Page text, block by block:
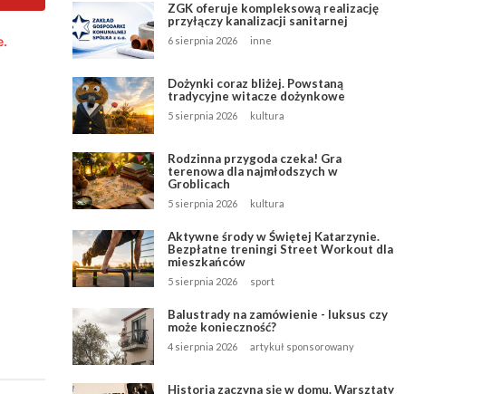
ZGK oferuje kompleksową realizację
przyłączy kanalizacji sanitarnej
6 sierpnia 2026 inne
Dożynki coraz bliżej. Powstaną
tradycyjne witacze dożynkowe
5 sierpnia 2026 kultura
Rodzinna przygoda czeka! Gra
terenowa dla najmłodszych w
Groblicach
5 sierpnia 2026 kultura
Aktywne środy w Świętej Katarzynie.
Bezpłatne treningi Street Workout dla
mieszkańców
5 sierpnia 2026 sport
Balustrady na zamówienie - luksus czy
może konieczność?
4 sierpnia 2026 artykuł sponsorowany
Historia zaczyna się w domu. Warsztaty